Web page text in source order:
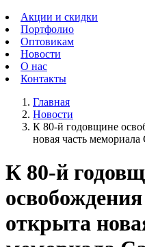
Акции и скидки
Портфолио
Оптовикам
Новости
О нас
Контакты
Главная
Новости
К 80-й годовщине
новая часть
К 80-й
открыта